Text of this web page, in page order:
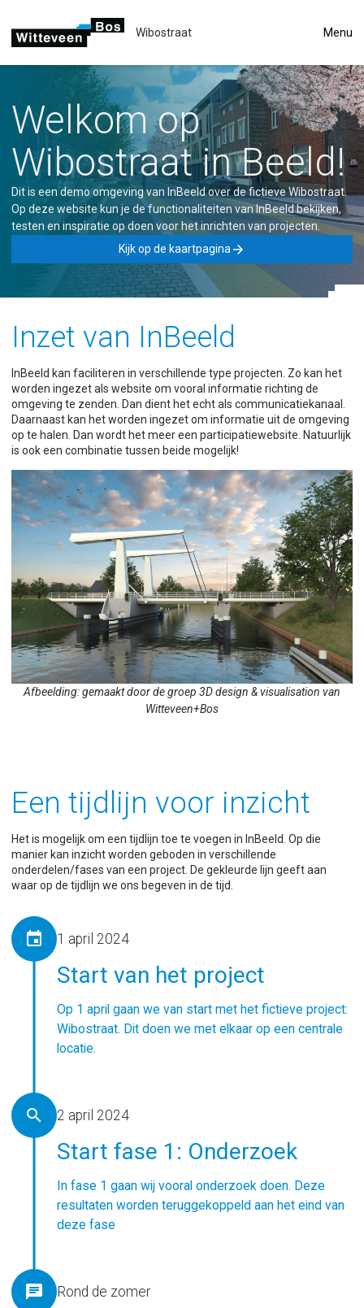
Wibostraat Menu
Welkom op
Wibostraat in Beeld!
Dit is een demo omgeving van InBeeld over de fictieve Wibostraat.
Op deze website kun je de functionaliteiten van InBeeld bekijken,
testen en inspiratie op doen voor het inrichten van projecten.
Kijk op de kaartpagina arrow_forward
Inzet van InBeeld
InBeeld kan faciliteren in verschillende type projecten. Zo kan het
worden ingezet als website om vooral informatie richting de
omgeving te zenden. Dan dient het echt als communicatiekanaal.
Daarnaast kan het worden ingezet om informatie uit de omgeving
op te halen. Dan wordt het meer een participatiewebsite. Natuurlijk
is ook een combinatie tussen beide mogelijk!
Afbeelding: gemaakt door de groep 3D design & visualisation van
Witteveen+Bos
Een tijdlijn voor inzicht
Het is mogelijk om een tijdlijn toe te voegen in InBeeld. Op die
manier kan inzicht worden geboden in verschillende
onderdelen/fases van een project. De gekleurde lijn geeft aan
waar op de tijdlijn we ons begeven in de tijd.
event
Start van het project
1 april 2024
Op 1 april gaan we van start met het fictieve project:
Wibostraat. Dit doen we met elkaar op een centrale
locatie.
search
Start fase 1: Onderzoek
2 april 2024
In fase 1 gaan wij vooral onderzoek doen. Deze
resultaten worden teruggekoppeld aan het eind van
deze fase
chat Rond de zomer